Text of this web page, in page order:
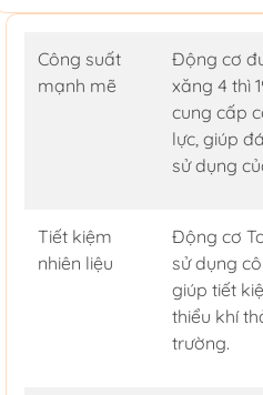
Công suất
mạnh mẽ
Động cơ
xăng 4 thì
cung cấp
lực, giúp
sử dụng
Tiết kiệm
nhiên liệu
Động cơ
sử dụng
giúp tiết
thiểu khí
trường.